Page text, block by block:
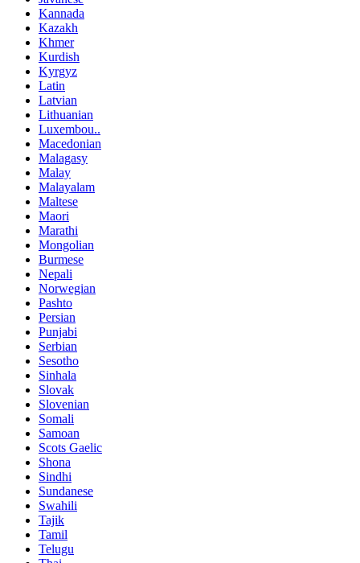
Kannada
Kazakh
Khmer
Kurdish
Kyrgyz
Latin
Latvian
Lithuanian
Luxembou..
Macedonian
Malagasy
Malay
Malayalam
Maltese
Maori
Marathi
Mongolian
Burmese
Nepali
Norwegian
Pashto
Persian
Punjabi
Serbian
Sesotho
Sinhala
Slovak
Slovenian
Somali
Samoan
Scots Gaelic
Shona
Sindhi
Sundanese
Swahili
Tajik
Tamil
Telugu